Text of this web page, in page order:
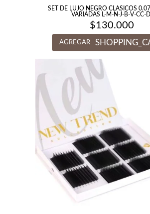
SET DE LUJO NEGRO CLASICOS
VARIADAS L-M-N-J-B-V-CC-
$130.000
AGREGAR